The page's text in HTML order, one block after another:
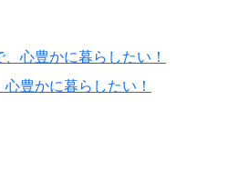
豊かに暮らしたい！